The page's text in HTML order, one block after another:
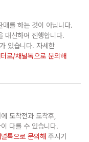
매를 하는 것이 아닙니다.
대신하여 진행합니다.
있습니다. 자세한
로/채널톡으로 문의해
도착전과 도착후,
다를 수 있습니다.
톡으로 문의해 주시기